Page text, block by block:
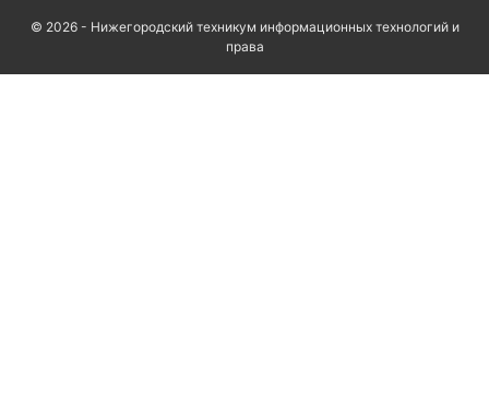
© 2026 - Нижегородский техникум информационных технологий и
права